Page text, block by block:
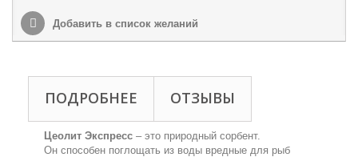
Добавить в список желаний
ПОДРОБНЕЕ ОТЗЫВЫ
Цеолит Экспресс – это природный сорбент.
Он способен поглощать из воды вредные для рыб